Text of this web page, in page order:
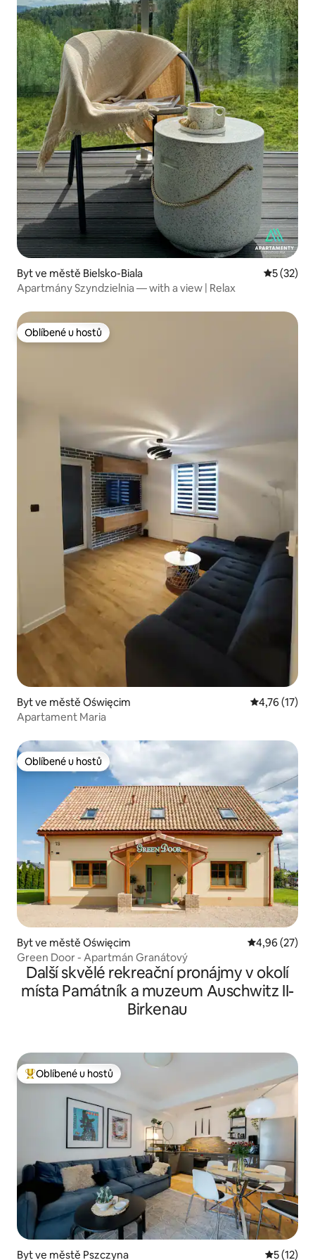
Byt ve městě Bielsko-Biala Průměrné
5 (32)
Apartmány Szyndzielnia — with a view | Relax
Oblíbené u hostů
Oblíbené u hostů
Byt ve městě Oświęcim Průměrné
4,76 (17)
Apartament Maria
Oblíbené u hostů
Oblíbené u hostů
Byt ve městě Oświęcim Průměrné
4,96 (27)
Green Door - Apartmán Granátový
Další skvělé rekreační pronájmy v okolí
místa Památník a muzeum Auschwitz II-
Birkenau
Nejlepší v kategorii Oblíbené u hostů
Oblíbené u hostů
Byt ve městě Pszczyna
5 (12)